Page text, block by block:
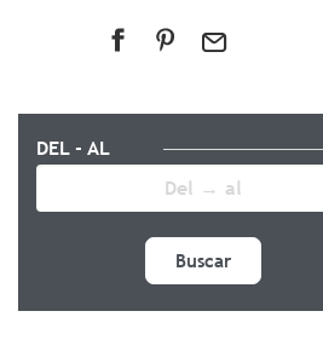
DEL - AL
Buscar